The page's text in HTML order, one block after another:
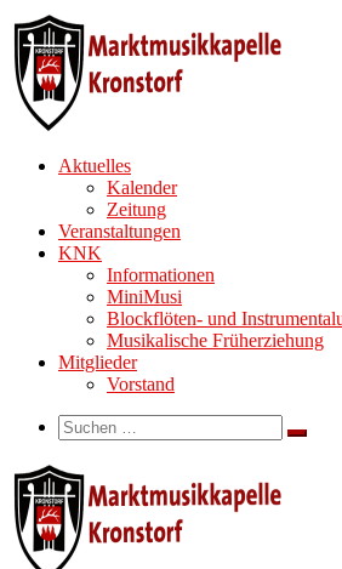
Zum
Inhalt
springen
Aktuelles
Kalender
Zeitung
Veranstaltungen
KNK
Informationen
MiniMusi
Blockflöten- und
Musikalische Früherziehung
Mitglieder
Vorstand
Search
Suche